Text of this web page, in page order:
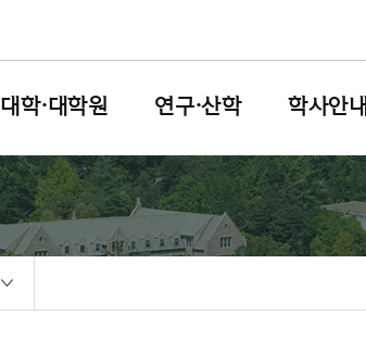
대학·대학원 연구·산학 학사안내